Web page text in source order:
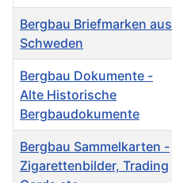
Bergbau Briefmarken aus
Schweden
Bergbau Dokumente -
Alte Historische
Bergbaudokumente
Bergbau Sammelkarten -
Zigarettenbilder, Trading